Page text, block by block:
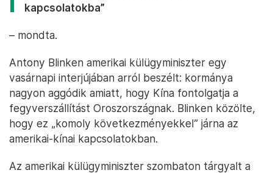
kapcsolatokba”
– mondta.
Antony Blinken amerikai külügyminiszter egy
vasárnapi interjújában arról beszélt: kormánya
nagyon aggódik amiatt, hogy Kína fontolgatja a
fegyverszállítást Oroszországnak. Blinken közölte,
hogy ez „komoly következményekkel” járna az
amerikai-kínai kapcsolatokban.
Az amerikai külügyminiszter szombaton tárgyalt a